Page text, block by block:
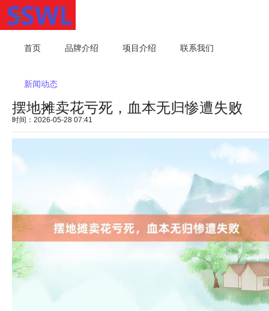
首页 品牌介绍 项目介绍 联系我们
新闻动态
摆地摊卖花亏死，血本无归惨遭失败
时间：2026-05-28 07:41